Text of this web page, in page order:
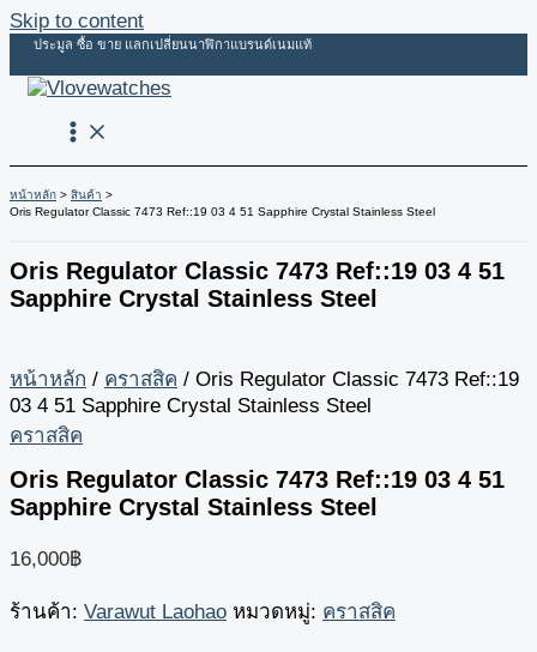
Skip to content
ประมูล ซื้อ ขาย แลกเปลี่ยนนาฬิกาแบรนด์เนมแท้
หน้าหลัก
สินค้า
Oris Regulator Classic 7473 Ref::19 03 4 51 Sapphire Crystal Stainless Steel
Oris Regulator Classic 7473 Ref::19 03 4 51
Sapphire Crystal Stainless Steel
หน้าหลัก / คราสสิค / Oris Regulator Classic 7473 Ref::19
03 4 51 Sapphire Crystal Stainless Steel
คราสสิค
Oris Regulator Classic 7473 Ref::19 03 4 51
Sapphire Crystal Stainless Steel
16,000฿
ร้านค้า: Varawut Laohao หมวดหมู่: คราสสิค